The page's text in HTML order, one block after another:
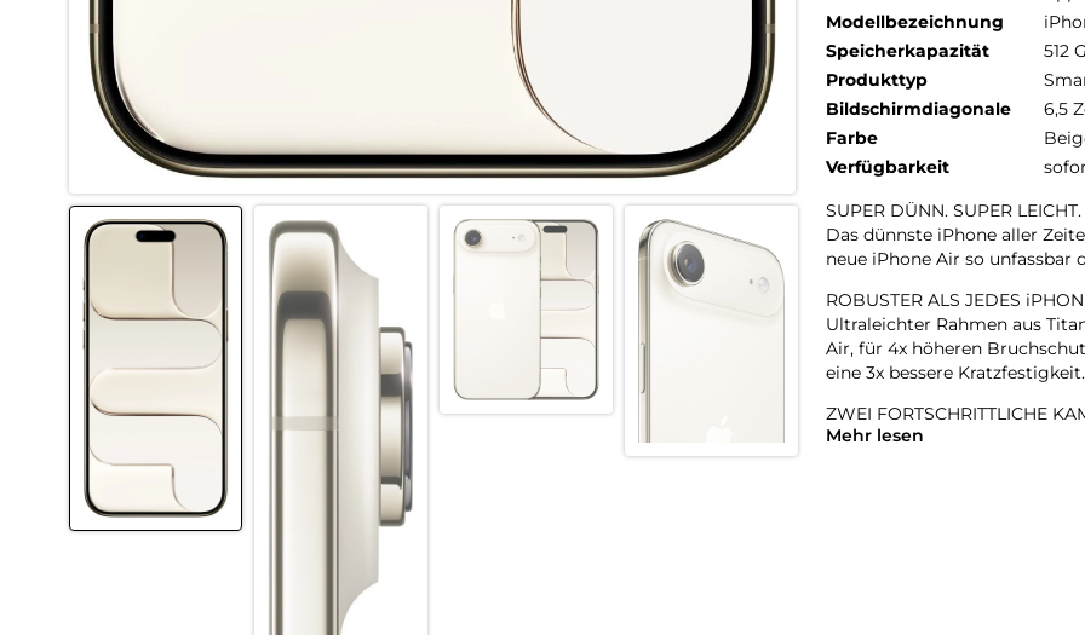
Modellbezeichnung
Speicherkapazität
512
Produkttyp
Bildschirmdiagonale
6,5
Farbe
Verfügbarkeit
SUPER DÜNN. SUPER
Das dünnste iPhone aller
neue iPhone Air so unfassbar
ROBUSTER ALS JEDES
Ultraleichter Rahmen aus
Air, für 4x höheren
eine 3x bessere Kratzfestigkeit.
ZWEI FORTSCHRITTLICHE
48 MP Fusion Kamera-
Mehr lesen